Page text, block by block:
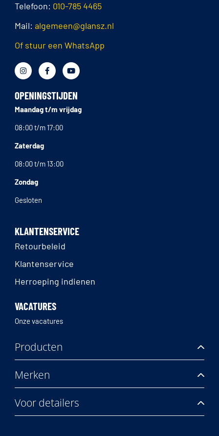
Telefoon: 010-785 4465
Mail: algemeen@glansz.nl
Of stuur een WhatsApp
OPENINGSTIJDEN
Maandag t/m vrijdag
08:00 t/m 17:00
Zaterdag
08:00 t/m 13:00
Zondag
Gesloten
KLANTENSERVICE
Retourbeleid
Klantenservice
Herroeping indienen
VACATURES
Onze vacatures
Producten
Merken
Voor detailers